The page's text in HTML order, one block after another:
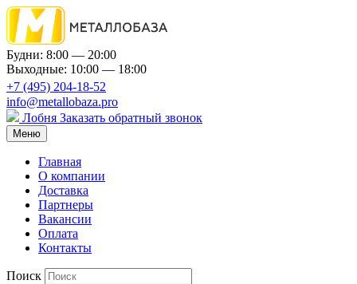
Будни: 8:00 — 20:00
Выходные: 10:00 — 18:00
+7 (495) 204-18-52
info@metallobaza.pro
Лобня Заказать обратный звонок
Меню
Главная
О компании
Доставка
Партнеры
Вакансии
Оплата
Контакты
Поиск